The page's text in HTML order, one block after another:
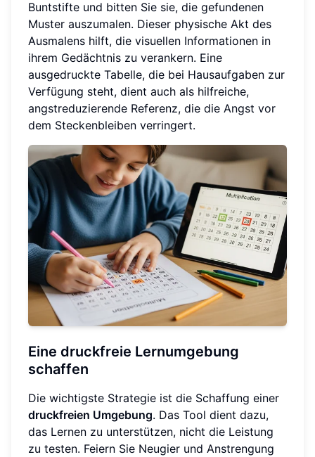
Buntstifte und bitten Sie sie, die gefundenen
Muster auszumalen. Dieser physische Akt des
Ausmalens hilft, die visuellen Informationen in
ihrem Gedächtnis zu verankern. Eine
ausgedruckte Tabelle, die bei Hausaufgaben zur
Verfügung steht, dient auch als hilfreiche,
angstreduzierende Referenz, die die Angst vor
dem Steckenbleiben verringert.
Eine druckfreie Lernumgebung
schaffen
Die wichtigste Strategie ist die Schaffung einer
druckfreien Umgebung. Das Tool dient dazu,
das Lernen zu unterstützen, nicht die Leistung
zu testen. Feiern Sie Neugier und Anstrengung